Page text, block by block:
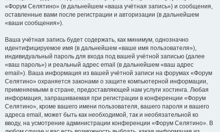
«Форум Селятино» (в дальнейшем «ваша учётная запись») и сообщения,
оставленные вами после регистрации и авторизации (в дальнейшем
«ваши сообщения»).
Ваша учётная запись будет содержать, как минимум, однозначно
идентифицируемое имя (в дальнейшем «ваше имя пользователя»),
индивидуальный пароль для входа под вашей учётной записью (далее
«ваш пароль») и реальный адрес email (в дальнейшем «ваш адрес
email»). Ваша информация из вашей учётной записи на форумах «Форум
Селятино» охраняется законами о защите компьютерной информации,
применяемыми в стране, предоставляющей нам услуги хостинга. Любая
информация, запрашиваемая при регистрации в конференции «Форум
Селятино», кроме вашего имени пользователя, вашего пароля и вашего
адреса email, может быть как необходимой, так и необязательной ко
вводу, на усмотрение администрации конференции «Форум Селятино». В